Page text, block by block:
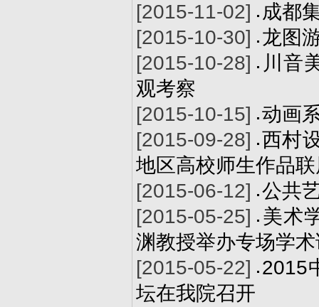
[2015-11-02]
成都
[2015-10-30] 龙图
[2015-10-28]
川音
观考察
[2015-10-15] 动画
[2015-09-28] 西村
地区高校师生作品
[2015-06-12] 公共
[2015-05-25]
美术
渊教授举办专场学
[2015-05-22] 2015
坛在我院召开